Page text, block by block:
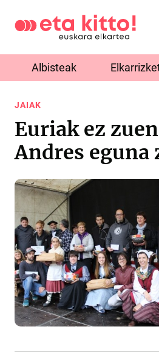
Albisteak
JAIAK
Euriak ez
Andres eguna